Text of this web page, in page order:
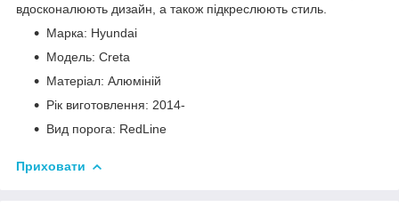
вдосконалюють дизайн, а також підкреслюють стиль.
Марка: Hyundai
Модель: Creta
Матеріал: Алюміній
Рік виготовлення: 2014-
Вид порога: RedLine
Приховати